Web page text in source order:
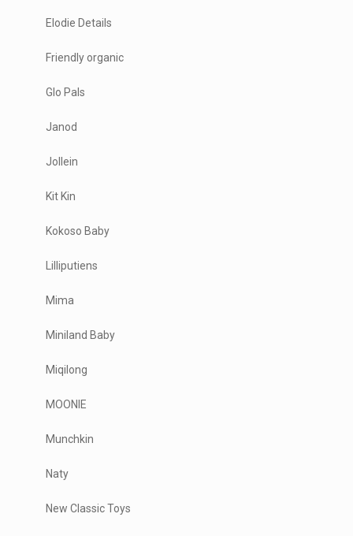
Elodie Details
Friendly organic
Glo Pals
Janod
Jollein
Kit Kin
Kokoso Baby
Lilliputiens
Mima
Miniland Baby
Miqilong
MOONIE
Munchkin
Naty
New Classic Toys